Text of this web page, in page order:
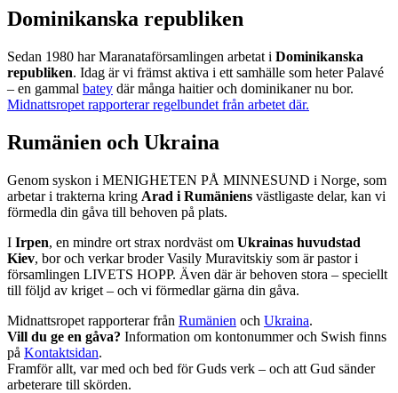
Dominikanska republiken
Sedan 1980 har Maranataförsamlingen arbetat i Dominikanska
republiken. Idag är vi främst aktiva i ett samhälle som heter Palavé
– en gammal batey där många haitier och dominikaner nu bor.
Midnattsropet rapporterar regelbundet från arbetet där.
Rumänien och Ukraina
Genom syskon i MENIGHETEN PÅ MINNESUND i Norge, som
arbetar i trakterna kring Arad i Rumäniens västligaste delar, kan vi
förmedla din gåva till behoven på plats.
I Irpen, en mindre ort strax nordväst om Ukrainas huvudstad
Kiev, bor och verkar broder Vasily Muravitskiy som är pastor i
församlingen LIVETS HOPP. Även där är behoven stora – speciellt
till följd av kriget – och vi förmedlar gärna din gåva.
Midnattsropet rapporterar från Rumänien och Ukraina.
Vill du ge en gåva? Information om kontonummer och Swish finns
på Kontaktsidan.
Framför allt, var med och bed för Guds verk – och att Gud sänder
arbeterare till skörden.